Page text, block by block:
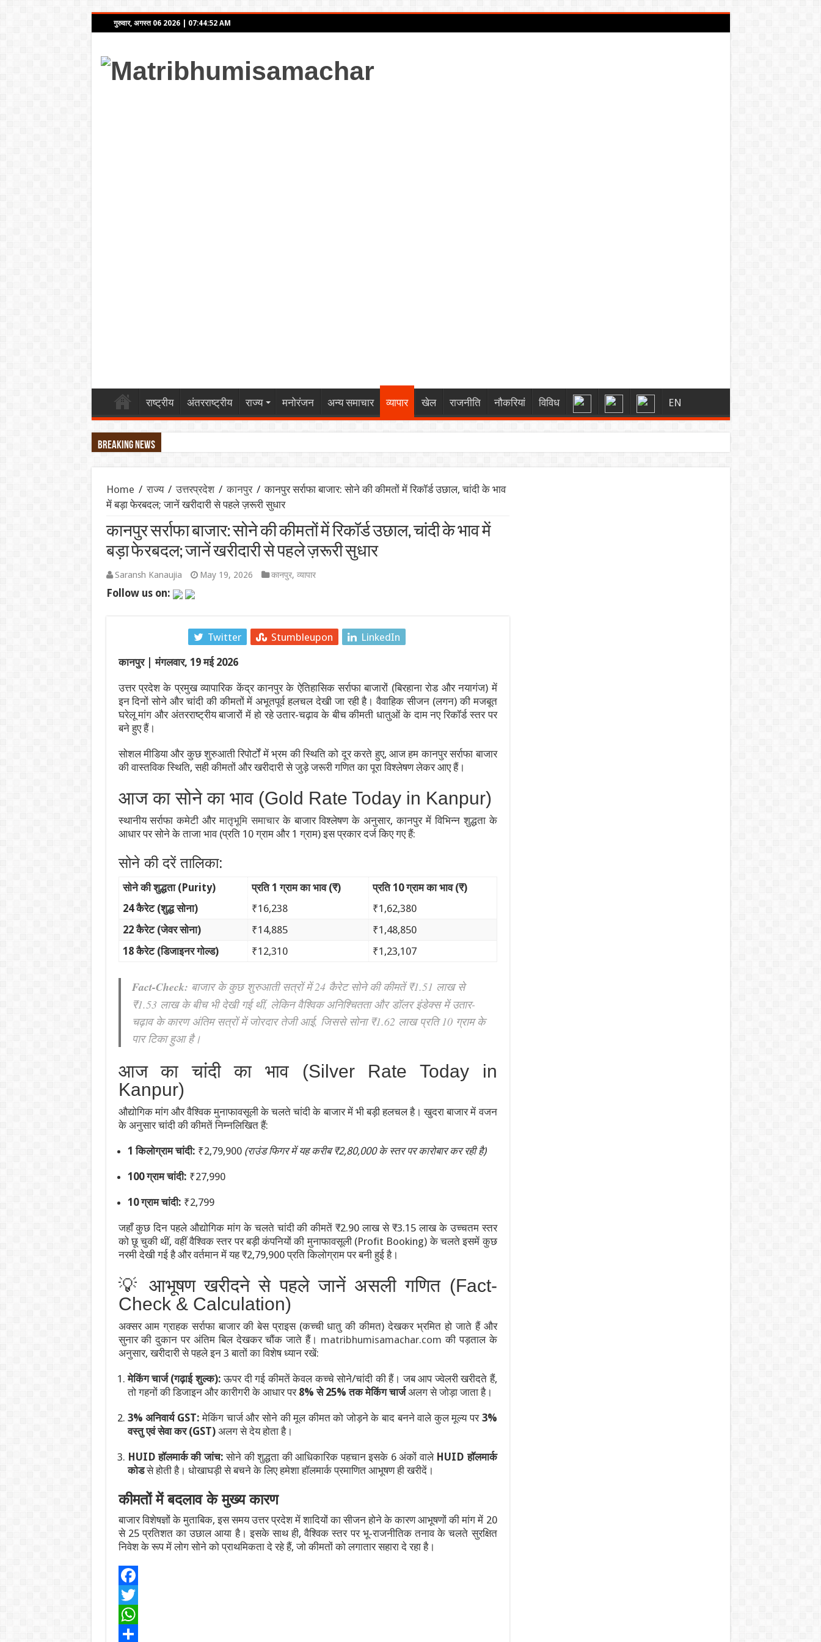
गुरुवार, अगस्त 06 2026 07:44:52 AM
राष्ट्रीय अंतरराष्ट्रीय राज्य मनोरंजन अन्य समाचार व्यापार खेल राजनीति नौकरियां विविध EN
Breaking News
महिंद्रा ने लॉन्च किया Scorpio-N का नया अवतार: पैनोरमिक सनरूफ और 540-डिग्री कैमरे के साथ पेश हुए कई हाई-टेक फीचर्स
एथेनॉल नीति पर बने फर्जी और डीपफेक वीडियो हटाएं: बॉम्बे हाईकोर्ट का सोशल मीडिया प्लेटफॉर्म्स को कड़ा आदेश, नितिन गडकरी को मिली बड़ी राहत
गंगा पुल पर नॉन-इंटरलॉकिंग कार्य: दिल्ली-पटना-हावड़ा रूट की 845 ट्रेनें प्रभावित, 338 रद्द
JPSC-JSSC प्रदर्शन: सोनम वांगचुक से वीडियो कॉल पर बात के बाद देवेंद्र नाथ महतो ने तोड़ा ‘जल त्याग’, कहा— “सत्याग्रह जारी रहेगा”
‘गजनी’ और ‘लगान’ फेम अभिनेता प्रदीप रावत का 74 की उम्र में निधन, कैंसर से हार गए जिंदगी की जंग
सी-डैक और भारतीय भूवैज्ञानिक सर्वेक्षण ने अगली पीढ़ी की तकनीकों के माध्यम से भूविज्ञान, खनिज अन्वेषण और आपदा प्रबंधन को मजबूत करने के लिए एक व्यापक एमओयू पर हस्ताक्षर किए
हैदराबाद में ब्रिक्स भ्रष्टाचार-विरोधी कार्य समूह की दूसरी बैठक शुरू हुई
उपभोक्ता कार्य विभाग ने 17 से 31 अगस्त, 2026 तक सरकारी अनुमोदित परीक्षण केंद्रों (जीएटीसी) के लिए आवेदन आमंत्रित किया
Home / राज्य / उत्तरप्रदेश / कानपुर / कानपुर सर्राफा बाजार: सोने की कीमतों में रिकॉर्ड उछाल, चांदी के भाव
में बड़ा फेरबदल; जानें खरीदारी से पहले ज़रूरी सुधार
कानपुर सर्राफा बाजार: सोने की कीमतों में रिकॉर्ड उछाल, चांदी के भाव में
बड़ा फेरबदल; जानें खरीदारी से पहले ज़रूरी सुधार
Saransh Kanaujia May 19, 2026 कानपुर, व्यापार
Follow us on:
Twitter Stumbleupon LinkedIn
कानपुर | मंगलवार, 19 मई 2026
उत्तर प्रदेश के प्रमुख व्यापारिक केंद्र कानपुर के ऐतिहासिक सर्राफा बाजारों (बिरहाना रोड और नयागंज) में
इन दिनों सोने और चांदी की कीमतों में अभूतपूर्व हलचल देखी जा रही है। वैवाहिक सीजन (लगन) की मजबूत
घरेलू मांग और अंतरराष्ट्रीय बाजारों में हो रहे उतार-चढ़ाव के बीच कीमती धातुओं के दाम नए रिकॉर्ड स्तर पर
बने हुए हैं।
सोशल मीडिया और कुछ शुरुआती रिपोर्टों में भ्रम की स्थिति को दूर करते हुए, आज हम कानपुर सर्राफा बाजार
की वास्तविक स्थिति, सही कीमतों और खरीदारी से जुड़े जरूरी गणित का पूरा विश्लेषण लेकर आए हैं।
आज का सोने का भाव (Gold Rate Today in Kanpur)
स्थानीय सर्राफा कमेटी औरमातृभूमि समाचारके बाजार विश्लेषण के अनुसार, कानपुर में विभिन्न शुद्धता के
आधार पर सोने के ताजा भाव (प्रति 10 ग्राम और 1 ग्राम) इस प्रकार दर्ज किए गए हैं:
सोने की दरें तालिका:
सोने की शुद्धता (Purity) प्रति 1 ग्राम का भाव (₹)
प्रति 10 ग्राम का भाव (₹)
24 कैरेट (शुद्ध सोना)
₹16,238
₹1,62,380
22 कैरेट (जेवर सोना)
₹14,885
₹1,48,850
18 कैरेट (डिजाइनर गोल्ड)
₹12,310 ₹1,23,107
Fact-Check: बाजार के कुछ शुरुआती सत्रों में 24 कैरेट सोने की कीमतें ₹1.51 लाख से
₹1.53 लाख के बीच भी देखी गई थीं, लेकिन वैश्विक अनिश्चितता और डॉलर इंडेक्स में उतार-
चढ़ाव के कारण अंतिम सत्रों में जोरदार तेजी आई, जिससे सोना ₹1.62 लाख प्रति 10 ग्राम के
पार टिका हुआ है।
आज का चांदी का भाव (Silver Rate Today in
Kanpur)
औद्योगिक मांग और वैश्विक मुनाफावसूली के चलते चांदी के बाजार में भी बड़ी हलचल है। खुदरा बाजार में वजन
के अनुसार चांदी की कीमतें निम्नलिखित हैं:
1 किलोग्राम चांदी: ₹2,79,900 (राउंड फिगर में यह करीब ₹2,80,000 के स्तर पर कारोबार कर रही है)
100 ग्राम चांदी: ₹27,990
10 ग्राम चांदी: ₹2,799
जहाँ कुछ दिन पहले औद्योगिक मांग के चलते चांदी की कीमतें ₹2.90 लाख से ₹3.15 लाख के उच्चतम स्तर
को छू चुकी थीं, वहीं वैश्विक स्तर पर बड़ी कंपनियों की मुनाफावसूली (Profit Booking) के चलते इसमें कुछ
नरमी देखी गई है और वर्तमान में यह ₹2,79,900 प्रति किलोग्राम पर बनी हुई है।
💡 आभूषण खरीदने से पहले जानें असली गणित (Fact-
Check & Calculation)
अक्सर आम ग्राहक सर्राफा बाजार की बेस प्राइस (कच्ची धातु की कीमत) देखकर भ्रमित हो जाते हैं और
सुनार की दुकान पर अंतिम बिल देखकर चौंक जाते हैं। matribhumisamachar.com की पड़ताल के
अनुसार, खरीदारी से पहले इन 3 बातों का विशेष ध्यान रखें:
मेकिंग चार्ज (गढ़ाई शुल्क): ऊपर दी गई कीमतें केवल कच्चे सोने/चांदी की हैं। जब आप ज्वेलरी खरीदते हैं,
तो गहनों की डिजाइन और कारीगरी के आधार पर 8% से 25% तक मेकिंग चार्जअलग से जोड़ा जाता है।
3% अनिवार्य GST: मेकिंग चार्ज और सोने की मूल कीमत को जोड़ने के बाद बनने वाले कुल मूल्य पर 3%
वस्तु एवं सेवा कर (GST)अलग से देय होता है।
HUID हॉलमार्क की जांच: सोने की शुद्धता की आधिकारिक पहचान इसके 6 अंकों वाले HUID हॉलमार्क
कोडसे होती है। धोखाघड़ी से बचने के लिए हमेशा हॉलमार्क प्रमाणित आभूषण ही खरीदें।
कीमतों में बदलाव के मुख्य कारण
बाजार विशेषज्ञों के मुताबिक, इस समय उत्तर प्रदेश में शादियों का सीजन होने के कारण आभूषणों की मांग में 20
से 25 प्रतिशत का उछाल आया है। इसके साथ ही, वैश्विक स्तर पर भू-राजनीतिक तनाव के चलते सुरक्षित
निवेश के रूप में लोग सोने को प्राथमिकता दे रहे हैं, जो कीमतों को लगातार सहारा दे रहा है।
F
a
c
T
w
W